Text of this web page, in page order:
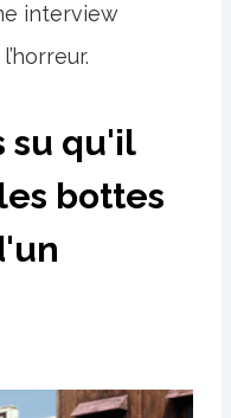
interview
su qu'il
bottes